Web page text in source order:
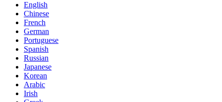
English
Chinese
French
German
Portuguese
Spanish
Russian
Japanese
Korean
Arabic
Irish